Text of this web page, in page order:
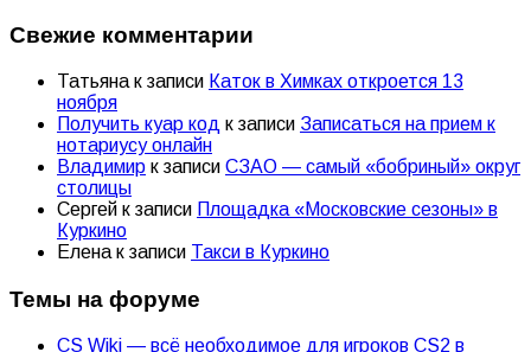
Свежие комментарии
Татьяна к записи Каток в Химках откроется 13
ноября
Получить куар код к записи Записаться на прием к
нотариусу онлайн
Владимир к записи СЗАО — самый «бобриный» округ
столицы
Сергей к записи Площадка «Московские сезоны» в
Куркино
Елена к записи Такси в Куркино
Темы на форуме
CS Wiki — всё необходимое для игроков CS2 в